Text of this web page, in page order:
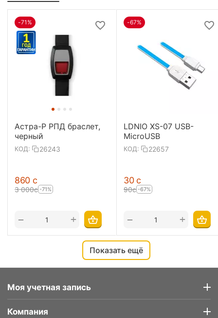
-71%
Астра-Р РПД браслет,
черный
КОД: 26243
‍860‍ с
3 000с -71%
+
−
-67%
LDNIO XS-07 USB-
MicroUSB
КОД: 22657
‍30‍ с
‍90‍с -67%
+
−
Показать ещё
Моя учетная запись
Компания